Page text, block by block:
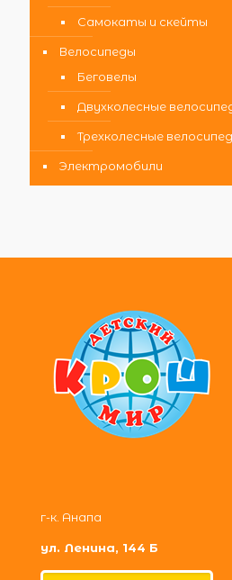
Самокаты и скейты
Велосипеды
Беговелы
Двухколесные
Трехколесные
Электромобили
г-к. Анапа
ул. Ленина, 144 Б